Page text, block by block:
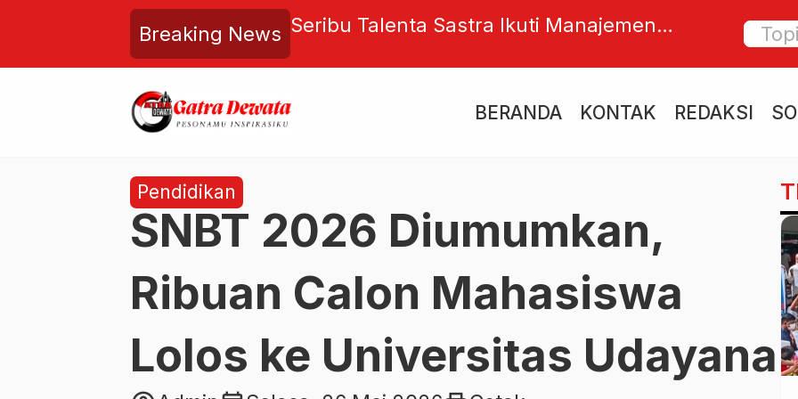
Breaking News
Ikuti Manajemen
Syukur Mandar: Negara Hukum Bergeser Jadi
BERANDA KONTAK REDAKSI
Pendidikan
SNBT 2026 Diumumkan,
Ribuan Calon Mahasiswa
Lolos ke Universitas Udayana